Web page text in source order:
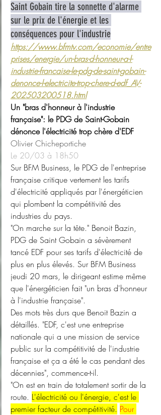
Saint Gobain tire la sonnette d'alarme
sur le prix de l'énergie et les
conséquences pour l'industrie
https://www.bfmtv.com/economie/entre
prises/energie/un-bras-d-honneur-a-l-
industrie-francaise-le-pdg-de-saint-gobain-
denonce-l-electricite-trop-chere-d-edf_AV-
202503200518.html
Un "bras d'honneur à l'industrie
française": le PDG de Saint-Gobain
dénonce l'électricité trop chère d'EDF
Olivier Chicheportiche
Le 20/03 à 18h50
Sur BFM Business, le PDG de l'entreprise
française critique vertement les tarifs
d'électricité appliqués par l'énergéticien
qui plombent la compétitivité des
industries du pays.
"On marche sur la tête." Benoit Bazin,
PDG de Saint Gobain a sévèrement
tancé EDF pour ses tarifs d'électricité de
plus en plus élevés. Sur BFM Business
jeudi 20 mars, le dirigeant estime même
que l'énergéticien fait "un bras d'honneur
à l'industrie française".
Des mots très durs que Benoit Bazin a
détaillés. "EDF, c'est une entreprise
nationale qui a une mission de service
public sur la compétitivité de l'industrie
française et ça a été le cas pendant des
décennies", commence-t-il.
"On est en train de totalement sortir de la
route. L'électricité ou l'énergie, c'est le
premier facteur de compétitivité. Pour